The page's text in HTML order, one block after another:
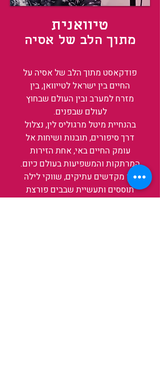
טיוואנית
מתוך הלב של אסיה
פודקאסט מתוך הלב של אסיה על
החיים בין ישראל לטייוואן, בין
מזרח למערב ובין העולם שבחוץ
לעולם שבפנים.
בהנחיית מיטל מרגוליס לין, נצלול
דרך סיפורים, תובנות ושיחות אל
עומק החיים באי, אחת הזירות
המרתקות והמשפיעות בעולם כיום.
בין מקדשים עתיקים, שווקי לילה
תוססים ותעשיית שבבים פורצת